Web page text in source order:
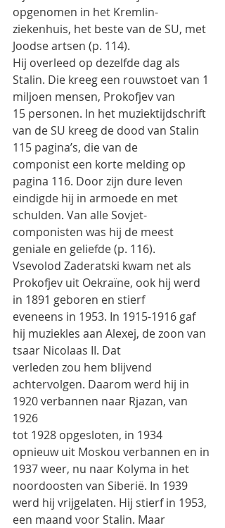
opgenomen in het Kremlin-
ziekenhuis, het beste van de SU, met
Joodse artsen (p. 114).
Hij overleed op dezelfde dag als
Stalin. Die kreeg een rouwstoet van 1
miljoen mensen, Prokofjev van
15 personen. In het muziektijdschrift
van de SU kreeg de dood van Stalin
115 pagina’s, die van de
componist een korte melding op
pagina 116. Door zijn dure leven
eindigde hij in armoede en met
schulden. Van alle Sovjet-
componisten was hij de meest
geniale en geliefde (p. 116).
Vsevolod Zaderatski kwam net als
Prokofjev uit Oekraïne, ook hij werd
in 1891 geboren en stierf
eveneens in 1953. In 1915-1916 gaf
hij muziekles aan Alexej, de zoon van
tsaar Nicolaas II. Dat
verleden zou hem blijvend
achtervolgen. Daarom werd hij in
1920 verbannen naar Rjazan, van
1926
tot 1928 opgesloten, in 1934
opnieuw uit Moskou verbannen en in
1937 weer, nu naar Kolyma in het
noordoosten van Siberië. In 1939
werd hij vrijgelaten. Hij stierf in 1953,
een maand voor Stalin. Maar